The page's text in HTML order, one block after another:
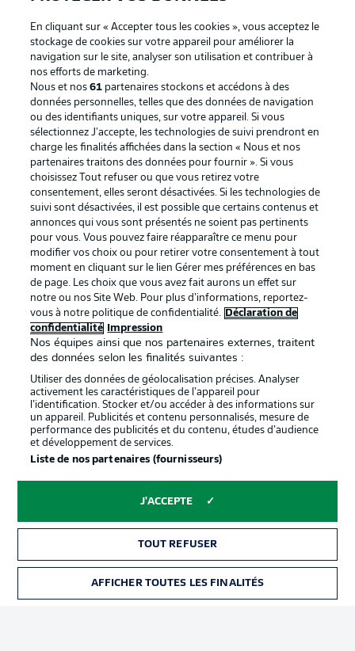
Football as it's meant to be
BUNDESLIGA APP
Proposé par
services
Mentions Légales Gérer mes préférences
En cliquant sur « Accepter tous les cookies », vous acceptez le
stockage de cookies sur votre appareil pour améliorer la
navigation sur le site, analyser son utilisation et contribuer à
nos efforts de marketing.
Nous et nos61 partenaires stockons et accédons à des
données personnelles, telles que des données de navigation
ou des identifiants uniques, sur votre appareil. Si vous
sélectionnez J'accepte, les technologies de suivi prendront en
charge les finalités affichées dans la section « Nous et nos
partenaires traitons des données pour fournir ». Si vous
choisissez Tout refuser ou que vous retirez votre
consentement, elles seront désactivées. Si les technologies de
suivi sont désactivées, il est possible que certains contenus et
annonces qui vous sont présentés ne soient pas pertinents
pour vous. Vous pouvez faire réapparaître ce menu pour
modifier vos choix ou pour retirer votre consentement à tout
moment en cliquant sur le lien Gérer mes préférences en bas
de page. Les choix que vous avez fait aurons un effet sur
notre ou nos Site Web. Pour plus d’informations, reportez-
vous à notre politique de confidentialité.
Déclaration de
confidentialité
Impression
Nos équipes ainsi que nos partenaires externes, traitent
des données selon les finalités suivantes :
Utiliser des données de géolocalisation précises. Analyser
activement les caractéristiques de l’appareil pour
l’identification. Stocker et/ou accéder à des informations sur
un appareil. Publicités et contenu personnalisés, mesure de
performance des publicités et du contenu, études d’audience
et développement de services.
Liste de nos partenaires (fournisseurs)
J'ACCEPTE
TOUT REFUSER
AFFICHER TOUTES LES FINALITÉS